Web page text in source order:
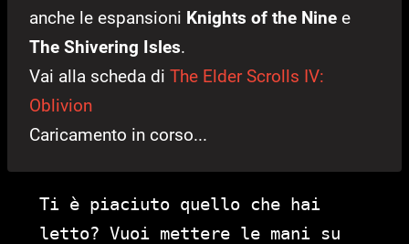
anche le espansioni Knights of the Nine e
The Shivering Isles.
Vai alla scheda di The Elder Scrolls IV:
Oblivion
Caricamento in corso...
Ti è piaciuto quello che hai
letto? Vuoi mettere le mani su